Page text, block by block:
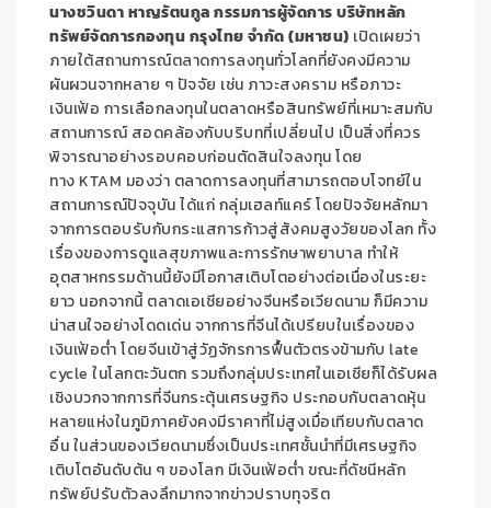
นางชวินดา หาญรัตนกูล กรรมการผู้จัดการ บริษัทหลัก
ทรัพย์จัดการกองทุน กรุงไทย จำกัด (มหาชน) เปิดเผยว่า
ภายใต้สถานการณ์ตลาดการลงทุนทั่วโลกที่ยังคงมีความ
ผันผวนจากหลาย ๆ ปัจจัย เช่น ภาวะสงคราม หรือภาวะ
เงินเฟ้อ การเลือกลงทุนในตลาดหรือสินทรัพย์ที่เหมาะสมกับ
สถานการณ์ สอดคล้องกับบริบทที่เปลี่ยนไป เป็นสิ่งที่ควร
พิจารณาอย่างรอบคอบก่อนตัดสินใจลงทุน โดย
ทางKTAM มองว่า ตลาดการลงทุนที่สามารถตอบโจทย์ใน
สถานการณ์ปัจจุบัน ได้แก่ กลุ่มเฮลท์แคร์ โดยปัจจัยหลักมา
จากการตอบรับกับกระแสการก้าวสู่สังคมสูงวัยของโลก ทั้ง
เรื่องของการดูแลสุขภาพและการรักษาพยาบาล ทำให้
อุตสาหกรรมด้านนี้ยังมีโอกาสเติบโตอย่างต่อเนื่องในระยะ
ยาว นอกจากนี้ ตลาดเอเชียอย่างจีนหรือเวียดนาม ก็มีความ
น่าสนใจอย่างโดดเด่น จากการที่จีนได้เปรียบในเรื่องของ
เงินเฟ้อต่ำ โดยจีนเข้าสู่วัฏจักรการฟื้นตัวตรงข้ามกับ late
cycle ในโลกตะวันตก รวมถึงกลุ่มประเทศในเอเชียก็ได้รับผล
เชิงบวกจากการที่จีนกระตุ้นเศรษฐกิจ ประกอบกับตลาดหุ้น
หลายแห่งในภูมิภาคยังคงมีราคาที่ไม่สูงเมื่อเทียบกับตลาด
อื่น ในส่วนของเวียดนามซึ่งเป็นประเทศชั้นนำที่มีเศรษฐกิจ
เติบโตอันดับต้น ๆ ของโลก มีเงินเฟ้อต่ำ ขณะที่ดัชนีหลัก
ทรัพย์ปรับตัวลงลึกมากจากข่าวปราบทุจริต